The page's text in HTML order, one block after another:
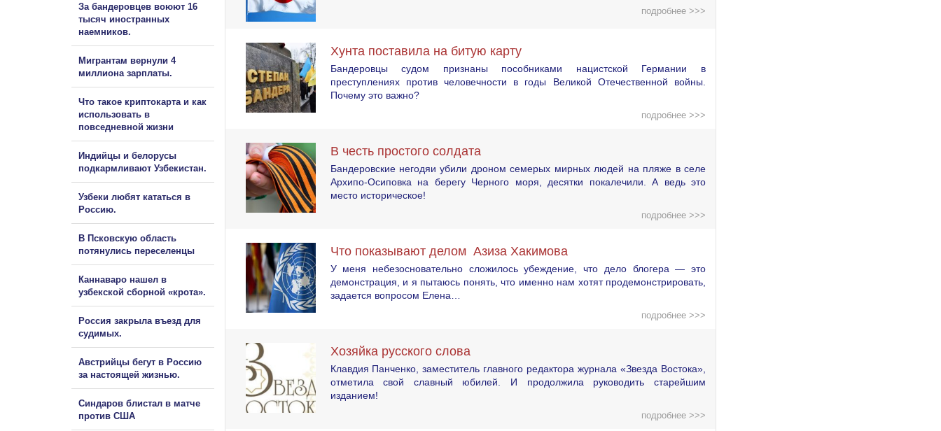
подробнее >>>
Хунта поставила на битую карту
Бандеровцы судом признаны пособниками нацистской Германии в
преступлениях против человечности в годы Великой Отечественной войны.
Почему это важно?
подробнее >>>
В честь простого солдата
Бандеровские негодяи убили дроном семерых мирных людей на пляже в селе
Архипо-Осиповка на берегу Черного моря, десятки покалечили. А ведь это
место историческое!
подробнее >>>
Что показывают делом Азиза Хакимова
У меня небезосновательно сложилось убеждение, что дело блогера — это
демонстрация, и я пытаюсь понять, что именно нам хотят продемонстрировать,
задается вопросом Елена…
подробнее >>>
Хозяйка русского слова
Клавдия Панченко, заместитель главного редактора журнала «Звезда Востока»,
отметила свой славный юбилей. И продолжила руководить старейшим
изданием!
подробнее >>>
За бандеровцев воюют 16
тысяч иностранных
наемников.
Мигрантам вернули 4
миллиона зарплаты.
Что такое криптокарта и как
использовать в
повседневной жизни
Индийцы и белорусы
подкармливают Узбекистан.
Узбеки любят кататься в
Россию.
В Псковскую область
потянулись переселенцы
Каннаваро нашел в
узбекской сборной «крота».
Россия закрыла въезд для
судимых.
Австрийцы бегут в Россию
за настоящей жизнью.
Синдаров блистал в матче
против США